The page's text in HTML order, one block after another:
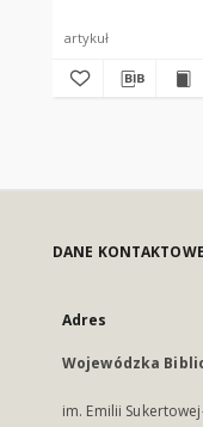
artykuł
DANE KONTAKTOWE
Adres
Wojewódzka
im. Emilii